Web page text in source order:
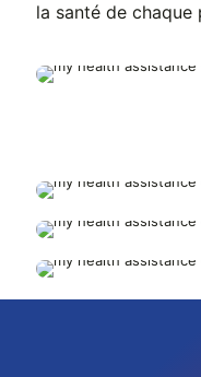
la santé de chaque